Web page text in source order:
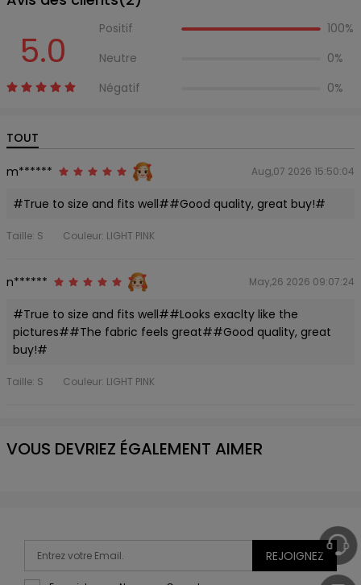
Type de Soutien:
Encolure:
Type de Motif:
Ornement:
Poids:
0,1950kg
Liste d'emballage:
1 x Maillot de Bain
5.0 Positif
100%
Neutre
0%
Négatif
0%
TOUT
m****** Aug,07 2026 15:50:04
#True to size and fits well##Good quality, great buy!#
Taille: S Couleur: LIGHT PINK
n****** May,26 2026 09:07:24
#True to size and fits well##Looks exaclty like the
pictures##The fabric feels great##Good quality, great
buy!#
Taille: S Couleur: LIGHT PINK
VOUS DEVRIEZ ÉGALEMENT AIMER
REJOIGNEZ